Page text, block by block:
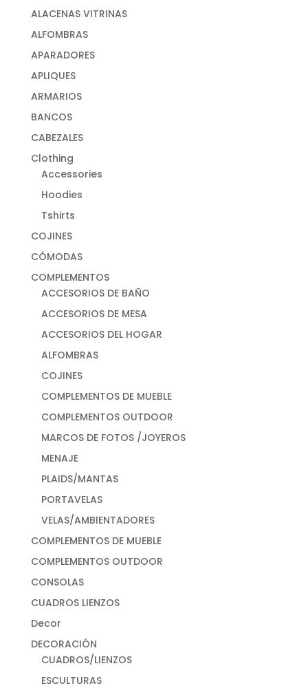
ALACENAS VITRINAS
ALFOMBRAS
APARADORES
APLIQUES
ARMARIOS
BANCOS
CABEZALES
Clothing
Accessories
Hoodies
Tshirts
COJINES
CÓMODAS
COMPLEMENTOS
ACCESORIOS DE BAÑO
ACCESORIOS DE MESA
ACCESORIOS DEL HOGAR
ALFOMBRAS
COJINES
COMPLEMENTOS DE MUEBLE
COMPLEMENTOS OUTDOOR
MARCOS DE FOTOS /JOYEROS
MENAJE
PLAIDS/MANTAS
PORTAVELAS
VELAS/AMBIENTADORES
COMPLEMENTOS DE MUEBLE
COMPLEMENTOS OUTDOOR
CONSOLAS
CUADROS LIENZOS
Decor
DECORACIÓN
CUADROS/LIENZOS
ESCULTURAS